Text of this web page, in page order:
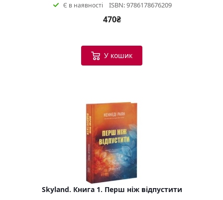
Є в наявності ISBN: 9786178676209
470₴
У кошик
Skyland. Книга 1. Перш ніж відпустити